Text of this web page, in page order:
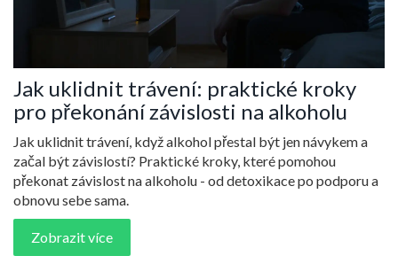
Jak uklidnit trávení: praktické kroky
pro překonání závislosti na alkoholu
Jak uklidnit trávení, když alkohol přestal být jen návykem a
začal být závislostí? Praktické kroky, které pomohou
překonat závislost na alkoholu - od detoxikace po podporu a
obnovu sebe sama.
Zobrazit více